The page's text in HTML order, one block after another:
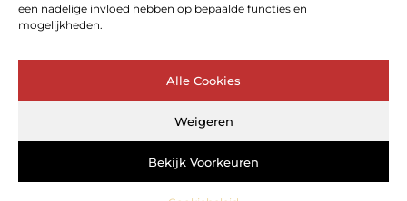
een nadelige invloed hebben op bepaalde functies en
mogelijkheden.
Alle Cookies
Weigeren
Bekijk Voorkeuren
Bericht categorie
Main Links